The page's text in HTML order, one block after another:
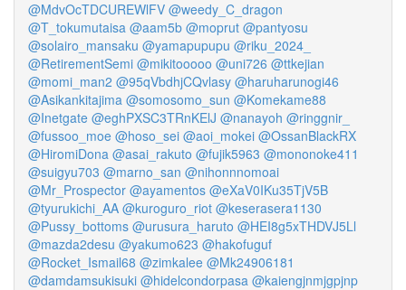
@MdvOcTDCUREWlFV @weedy_C_dragon
@T_tokumutaisa @aam5b @moprut @pantyosu
@solairo_mansaku @yamapupupu @riku_2024_
@RetirementSemi @mikitooooo @uni726 @ttkejian
@momi_man2 @95qVbdhjCQvlasy @haruharunogi46
@Asikankitajima @somosomo_sun @Komekame88
@Inetgate @eghPXSC3TRnKElJ @nanayoh @ringgnir_
@fussoo_moe @hoso_sei @aoi_mokei @OssanBlackRX
@HiromiDona @asai_rakuto @fujik5963 @mononoke411
@suigyu703 @marno_san @nihonnnomoai
@Mr_Prospector @ayamentos @eXaV0IKu35TjV5B
@tyurukichi_AA @kuroguro_riot @keserasera1130
@Pussy_bottoms @urusura_haruto @HEI8g5xTHDVJ5Ll
@mazda2desu @yakumo623 @hakofuguf
@Rocket_Ismail68 @zimkalee @Mk24906181
@damdamsukisuki @hidelcondorpasa @kaiengjnmjgpjnp